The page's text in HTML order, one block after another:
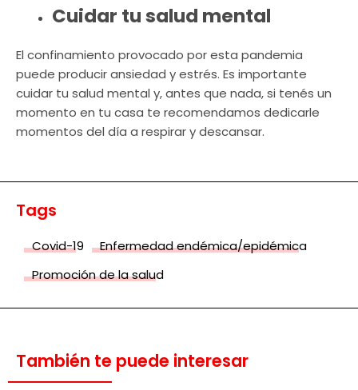
Cuidar tu salud mental
El confinamiento provocado por esta pandemia
puede producir ansiedad y estrés. Es importante
cuidar tu salud mental y, antes que nada, si tenés un
momento en tu casa te recomendamos dedicarle
momentos del día a respirar y descansar.
Tags
Covid-19
Enfermedad endémica/epidémica
Promoción de la salud
También te puede interesar